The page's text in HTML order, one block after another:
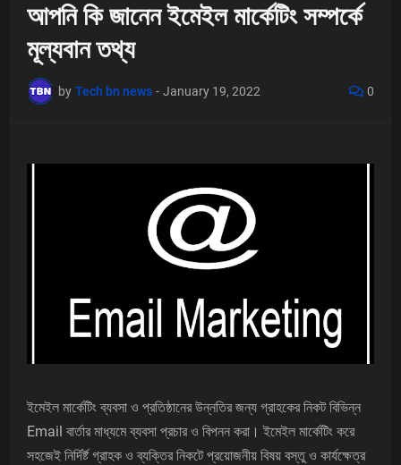
আপনি কি জানেন ইমেইল মার্কেটিং সম্পর্কে
মূল্যবান তথ্য
by Tech bn news - January 19, 2022 0
ইমেইল মার্কেটিংব্যবসা ও প্রতিষ্ঠানের উন্নতির জন্য গ্রাহকের নিকট বিভিন্ন
Email বার্তার মাধ্যমে ব্যবসা প্রচার ও বিপনন করা।ইমেইল মার্কেটিং করে
সহজেই নির্দির্ষ্ট গ্রাহক ও ব্যক্তির নিকটে প্রয়োজনীয় বিষয় বস্তু ও কার্যক্ষেত্র